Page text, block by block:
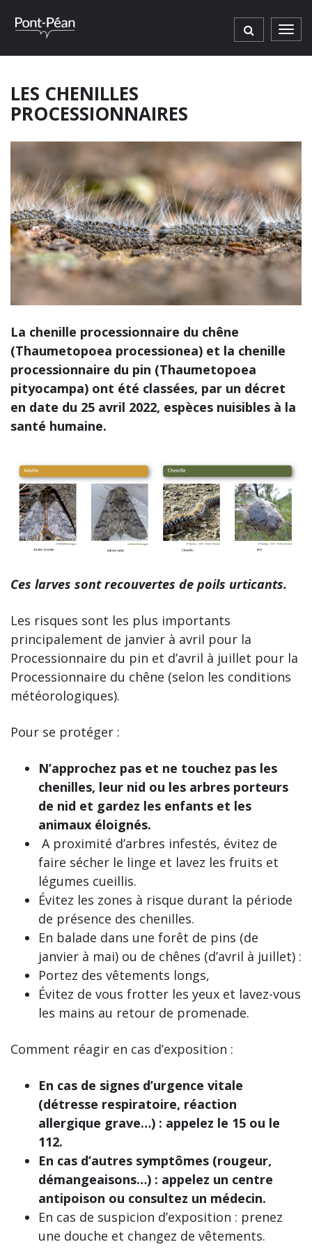
LES CHENILLES
PROCESSIONNAIRES
La chenille processionnaire du chêne
(Thaumetopoea processionea) et la chenille
processionnaire du pin (Thaumetopoea
pityocampa) ont été classées, par un décret
en date du 25 avril 2022, espèces nuisibles à la
santé humaine.
Ces larves sont recouvertes de poils urticants.
Les risques sont les plus importants
principalement de janvier à avril pour la
Processionnaire du pin et d’avril à juillet pour la
Processionnaire du chêne (selon les conditions
météorologiques).
Pour se protéger :
N’approchez pas et ne touchez pas les
chenilles, leur nid ou les arbres porteurs
de nid et gardez les enfants et les
animaux éloignés.
A proximité d’arbres infestés, évitez de
faire sécher le linge et lavez les fruits et
légumes cueillis.
Évitez les zones à risque durant la période
de présence des chenilles.
En balade dans une forêt de pins (de
janvier à mai) ou de chênes (d’avril à juillet) :
Portez des vêtements longs,
Évitez de vous frotter les yeux et lavez-vous
les mains au retour de promenade.
Comment réagir en cas d’exposition :
En cas de signes d’urgence vitale
(détresse respiratoire, réaction
allergique grave…) : appelez le 15 ou le
112.
En cas d’autres symptômes (rougeur,
démangeaisons…) : appelez un centre
antipoison ou consultez un médecin.
En cas de suspicion d’exposition : prenez
une douche et changez de vêtements.